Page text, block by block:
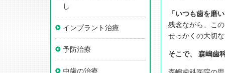
「いつも歯を磨
残念ながら、こ
せっかくの大切
そこで、 森嶋歯
し
インプラント治療
予防治療
虫歯の治療